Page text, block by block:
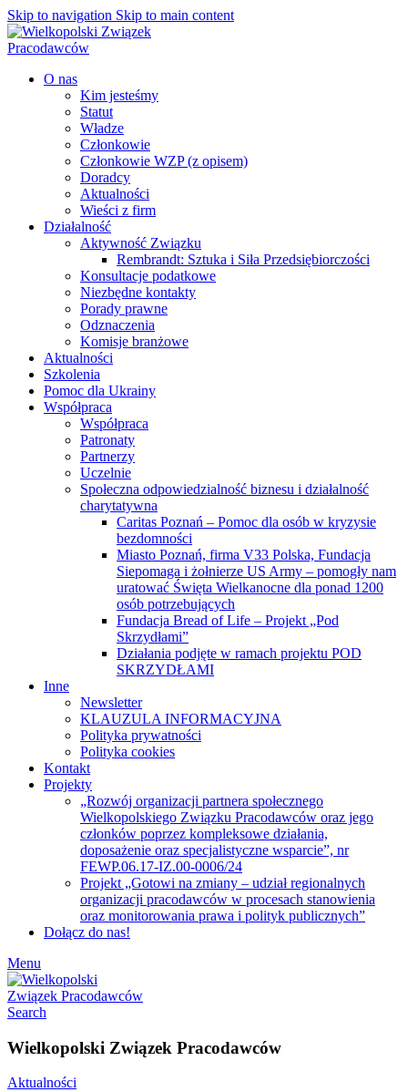
Skip to navigation Skip to main content
O nas
Kim jesteśmy
Statut
Władze
Członkowie
Członkowie WZP (z opisem)
Doradcy
Aktualności
Wieści z firm
Działalność
Aktywność Związku
Rembrandt: Sztuka i Siła Przedsiębiorczości
Konsultacje podatkowe
Niezbędne kontakty
Porady prawne
Odznaczenia
Komisje branżowe
Aktualności
Szkolenia
Pomoc dla Ukrainy
Współpraca
Współpraca
Patronaty
Partnerzy
Uczelnie
Społeczna odpowiedzialność biznesu i działalność
charytatywna
Caritas Poznań – Pomoc dla osób w kryzysie
bezdomności
Miasto Poznań, firma V33 Polska, Fundacja
Siepomaga i żołnierze US Army – pomogły nam
uratować Święta Wielkanocne dla ponad 1200
osób potrzebujących
Fundacja Bread of Life – Projekt „Pod
Skrzydłami”
Działania podjęte w ramach projektu POD
SKRZYDŁAMI
Inne
Newsletter
KLAUZULA INFORMACYJNA
Polityka prywatności
Polityka cookies
Kontakt
Projekty
„Rozwój organizacji partnera społecznego
Wielkopolskiego Związku Pracodawców oraz jego
członków poprzez kompleksowe działania,
doposażenie oraz specjalistyczne wsparcie”, nr
FEWP.06.17-IZ.00-0006/24
Projekt „Gotowi na zmiany – udział regionalnych
organizacji pracodawców w procesach stanowienia
oraz monitorowania prawa i polityk publicznych”
Dołącz do nas!
Menu
Search
Wielkopolski Związek Pracodawców
Aktualności